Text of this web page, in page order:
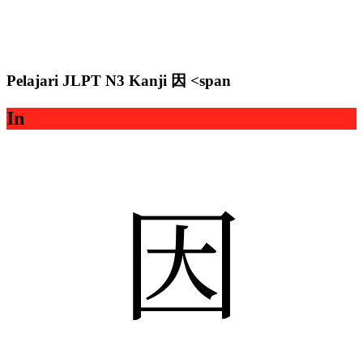
Pelajari JLPT N3 Kanji 因 <span
In
因